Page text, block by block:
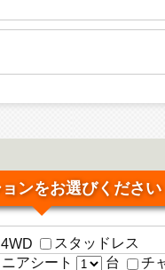
ンをお選びください
4WD
スタッドレス
アシート 台 チ